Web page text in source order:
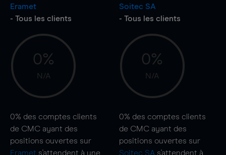
Eramet
- Tous les clients
0%
N/A
0% des comptes clients
de CMC ayant des
positions ouvertes sur
Eramet s'attendent à une
Soitec SA
- Tous les clients
0%
N/A
0% des comptes clients
de CMC ayant des
positions ouvertes sur
Soitec SA s'attendent à